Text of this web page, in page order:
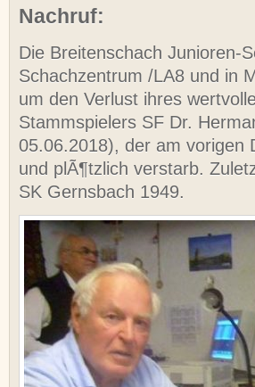
Nachruf:
Die Breitenschach Junioren-
Schachzentrum /LA8 und in
um den Verlust ihres
Stammspielers SF Dr.
05.06.2018), der am vorigen
und plÃ¶tzlich verstarb.
SK Gernsbach 1949.